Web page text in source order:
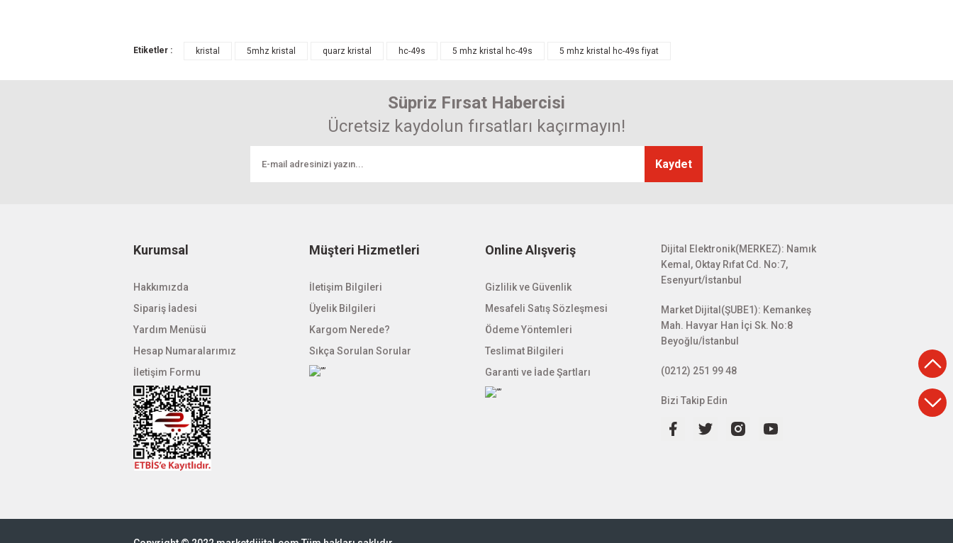
Yorum Yaz
Görüş ve önerileriniz için teşekkür ederiz.
Etiketler : kristal 5mhz kristal quarz kristal hc-49s 5 mhz kristal hc-49s 5 mhz kristal hc-49s fiyat
Süpriz Fırsat Habercisi
Ücretsiz kaydolun fırsatları kaçırmayın!
Kaydet
Kurumsal
Hakkımızda
Sipariş İadesi
Yardım Menüsü
Hesap Numaralarımız
İletişim Formu
Müşteri Hizmetleri
İletişim Bilgileri
Üyelik Bilgileri
Kargom Nerede?
Sıkça Sorulan Sorular
Online Alışveriş
Gizlilik ve Güvenlik
Mesafeli Satış Sözleşmesi
Ödeme Yöntemleri
Teslimat Bilgileri
Garanti ve İade Şartları
Dijital Elektronik(MERKEZ): Namık
Kemal, Oktay Rıfat Cd. No:7,
Esenyurt/İstanbul
Market Dijital(ŞUBE1): Kemankeş
Mah. Havyar Han İçi Sk. No:8
Beyoğlu/İstanbul
(0212) 251 99 48
Bizi Takip Edin